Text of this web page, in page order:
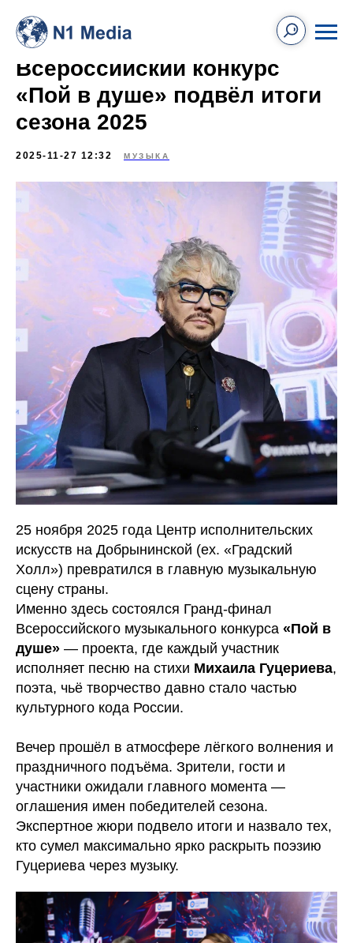
Всероссийский конкурс
«Пой в душе» подвёл итоги
сезона 2025
2025-11-27 12:32 МУЗЫКА
25 ноября 2025 года Центр исполнительских
искусств на Добрынинской (ex. «Градский
Холл») превратился в главную музыкальную
сцену страны.
Именно здесь состоялся Гранд-финал
Всероссийского музыкального конкурса «Пой в
душе» — проекта, где каждый участник
исполняет песню на стихи Михаила Гуцериева,
поэта, чьё творчество давно стало частью
культурного кода России.
Вечер прошёл в атмосфере лёгкого волнения и
праздничного подъёма. Зрители, гости и
участники ожидали главного момента —
оглашения имен победителей сезона.
Экспертное жюри подвело итоги и назвало тех,
кто сумел максимально ярко раскрыть поэзию
Гуцериева через музыку.